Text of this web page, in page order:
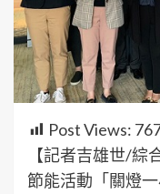
Post Views:
【記者吉雄世/綜
節能活動「關燈